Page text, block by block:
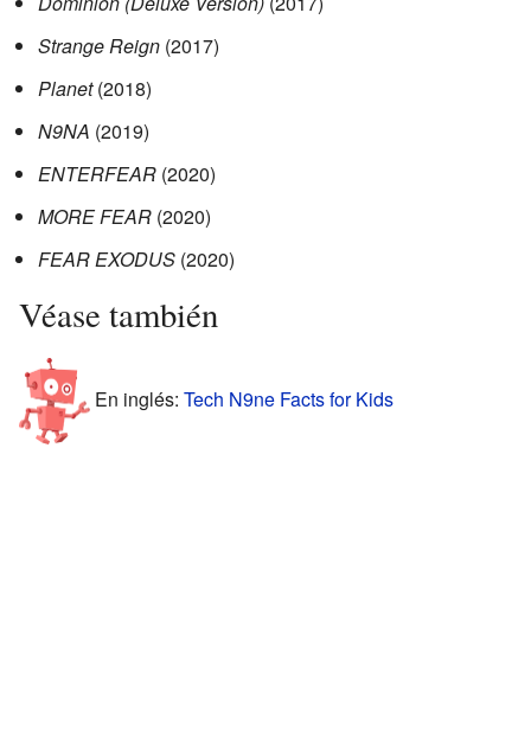
Strange Reign (2017)
Planet(2018)
N9NA (2019)
ENTERFEAR (2020)
MORE FEAR (2020)
FEAR EXODUS (2020)
Véase también
En inglés: Tech N9ne Facts for Kids